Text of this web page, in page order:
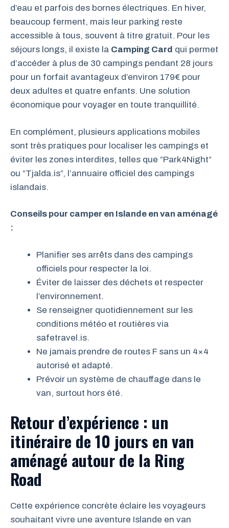
d’eau et parfois des bornes électriques. En hiver,
beaucoup ferment, mais leur parking reste
accessible à tous, souvent à titre gratuit. Pour les
séjours longs, il existe la Camping Card qui permet
d’accéder à plus de 30 campings pendant 28 jours
pour un forfait avantageux d’environ 179€ pour
deux adultes et quatre enfants. Une solution
économique pour voyager en toute tranquillité.
En complément, plusieurs applications mobiles
sont très pratiques pour localiser les campings et
éviter les zones interdites, telles que “Park4Night”
ou “Tjalda.is”, l’annuaire officiel des campings
islandais.
Conseils pour camper en Islande en van aménagé
:
Planifier ses arrêts dans des campings
officiels pour respecter la loi.
Éviter de laisser des déchets et respecter
l’environnement.
Se renseigner quotidiennement sur les
conditions météo et routières via
safetravel.is.
Ne jamais prendre de routes F sans un 4×4
autorisé et adapté.
Prévoir un système de chauffage dans le
van, surtout hors été.
Retour d’expérience : un
itinéraire de 10 jours en van
aménagé autour de la Ring
Road
Cette expérience concrète éclaire les voyageurs
souhaitant vivre une aventure Islande en van